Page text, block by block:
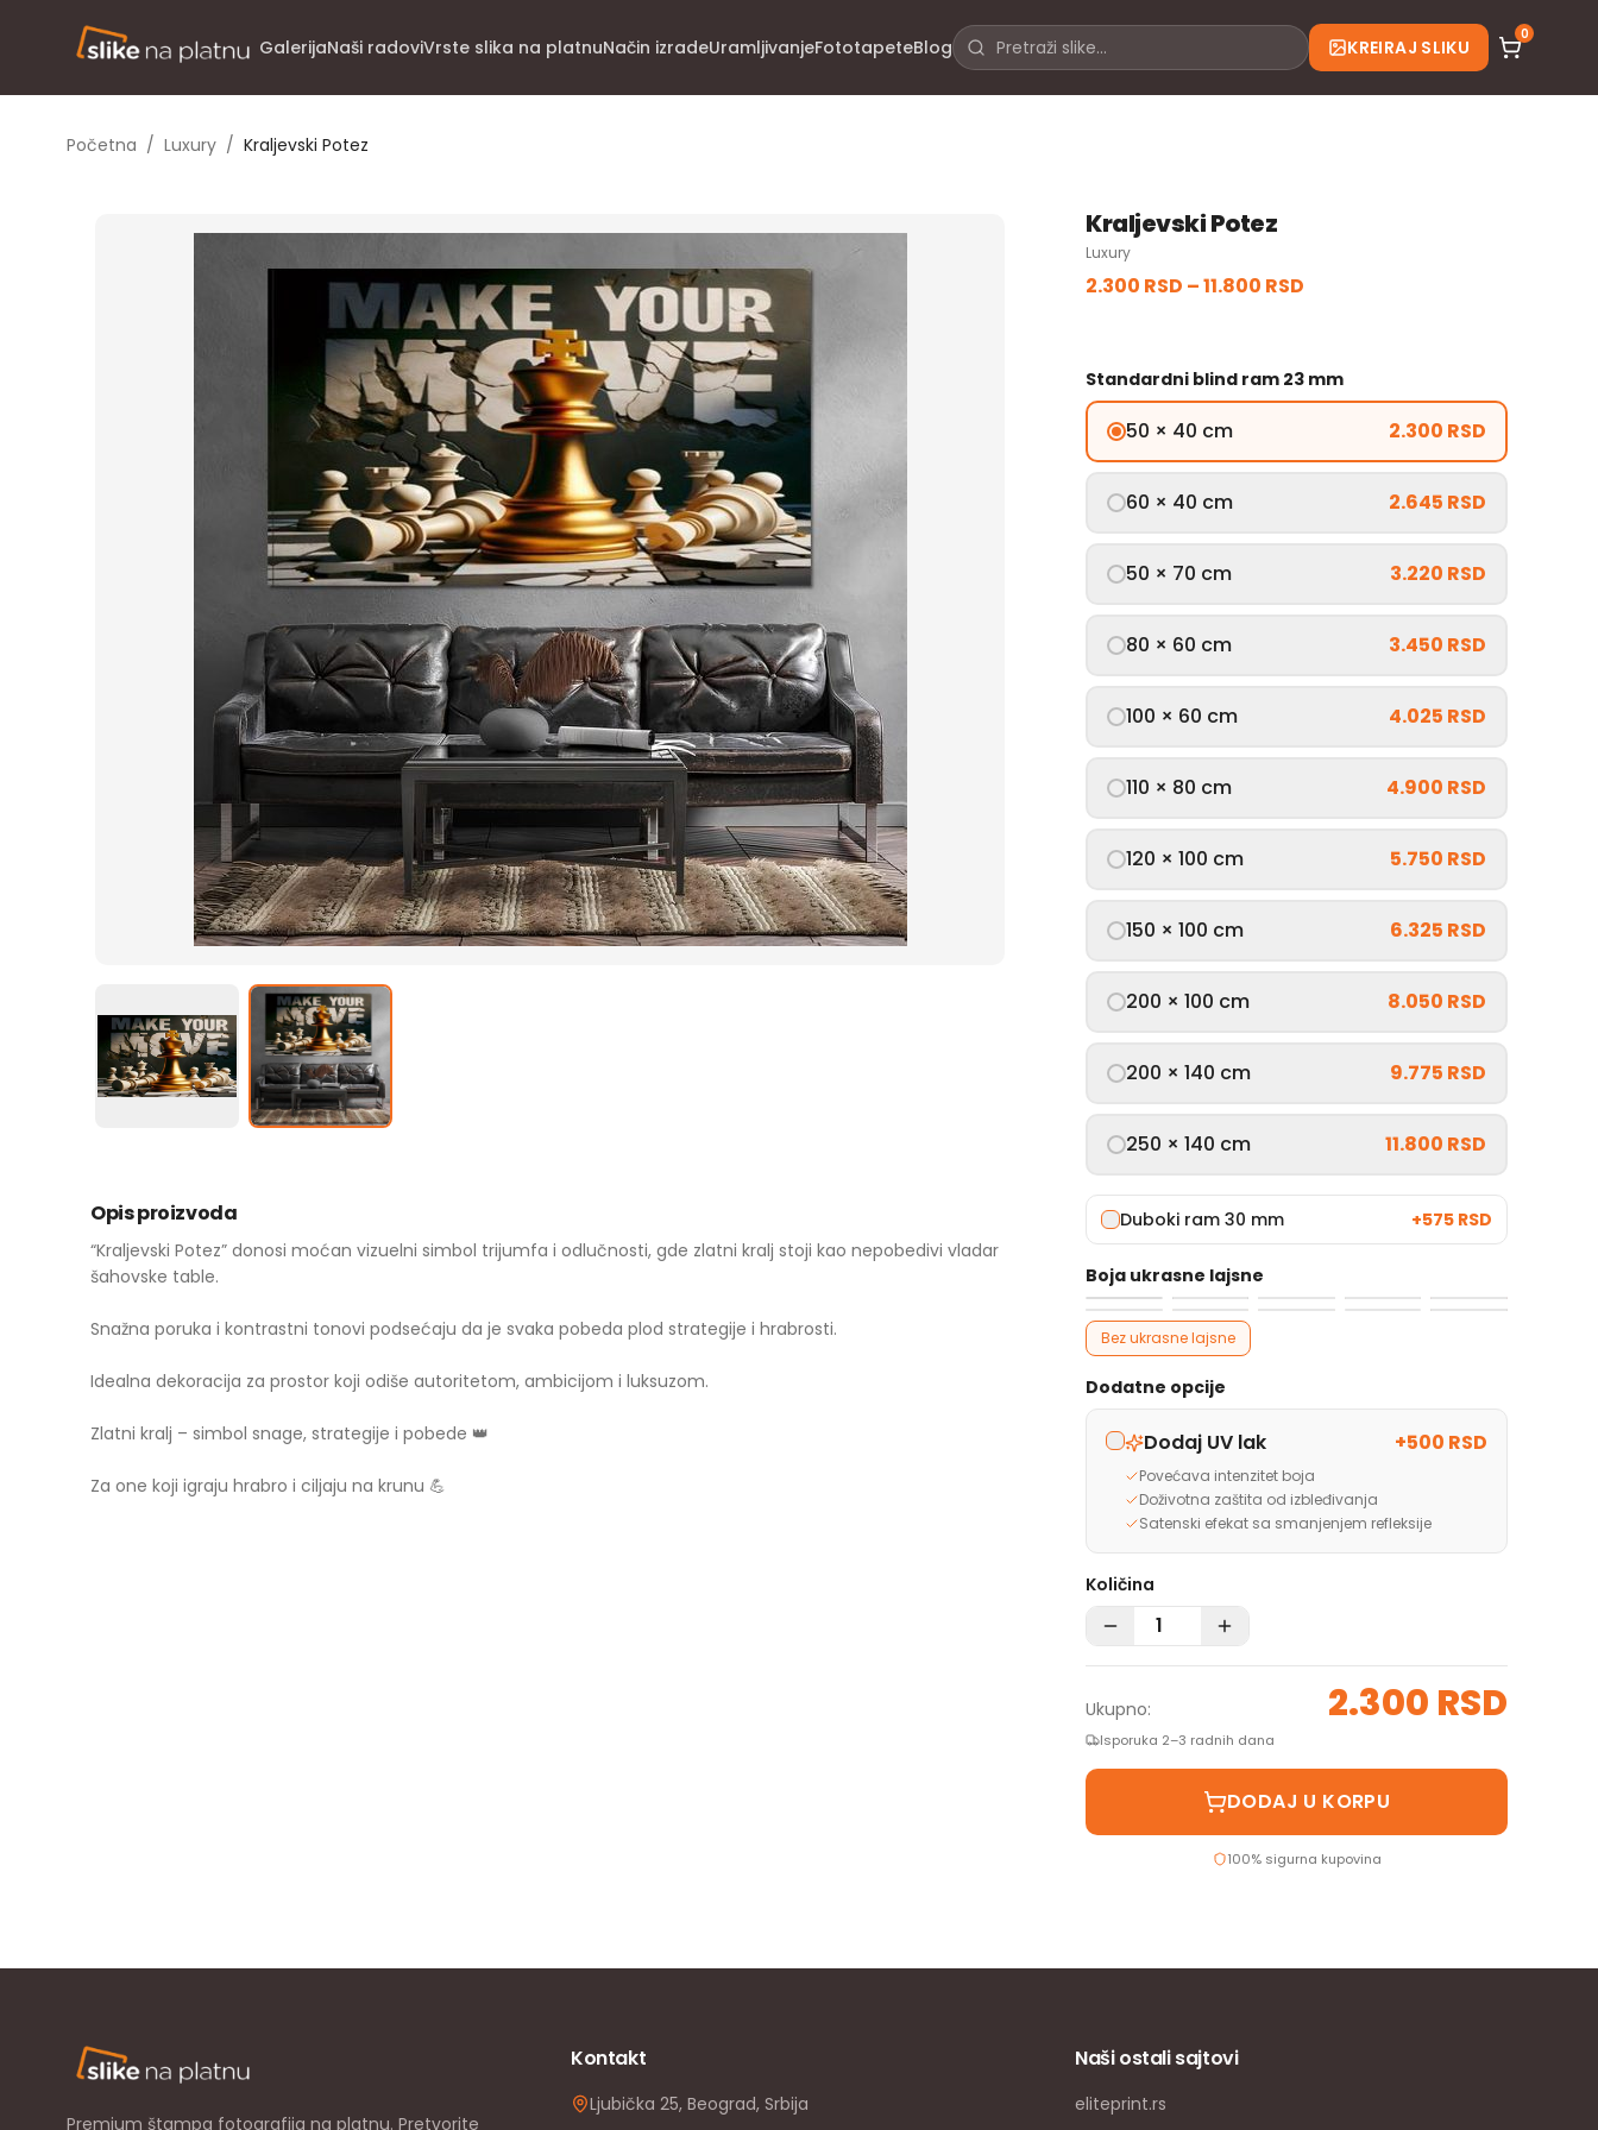
GalerijaNaši radoviVrste slika na platnuNačin izradeUramljivanjeFototapeteBlog KREIRAJ SLIKU
0
Početna / Luxury / Kraljevski Potez
Opis proizvoda
“Kraljevski Potez” donosi moćan vizuelni simbol trijumfa i odlučnosti, gde zlatni kralj stoji kao nepobedivi vladar
šahovske table.
Snažna poruka i kontrastni tonovi podsećaju da je svaka pobeda plod strategije i hrabrosti.
Idealna dekoracija za prostor koji odiše autoritetom, ambicijom i luksuzom.
Zlatni kralj – simbol snage, strategije i pobede 👑
Za one koji igraju hrabro i ciljaju na krunu 💪
Kraljevski Potez
Luxury
2.300 RSD –11.800 RSD
Standardni blind ram 23 mm
50 × 40 cm 2.300 RSD
60 × 40 cm 2.645 RSD
50 × 70 cm 3.220 RSD
80 × 60 cm 3.450 RSD
100 × 60 cm 4.025 RSD
110 × 80 cm 4.900 RSD
120 × 100 cm 5.750 RSD
150 × 100 cm 6.325 RSD
200 × 100 cm 8.050 RSD
200 × 140 cm 9.775 RSD
250 × 140 cm 11.800 RSD
Duboki ram 30 mm +575 RSD
Boja ukrasne lajsne
Bez ukrasne lajsne
Dodatne opcije
Dodaj UV lak +500 RSD
Povećava intenzitet boja
Doživotna zaštita od izbleđivanja
Satenski efekat sa smanjenjem refleksije
Količina
Ukupno: 2.300 RSD
Isporuka 2–3 radnih dana
DODAJ U KORPU
100% sigurna kupovina
Premium štampa fotografija na platnu. Pretvorite
Kontakt
Ljubička 25, Beograd, Srbija
Naši ostali sajtovi
eliteprint.rs